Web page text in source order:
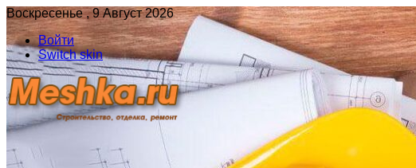
Воскресенье , 9 Август 2026
Войти
Switch skin